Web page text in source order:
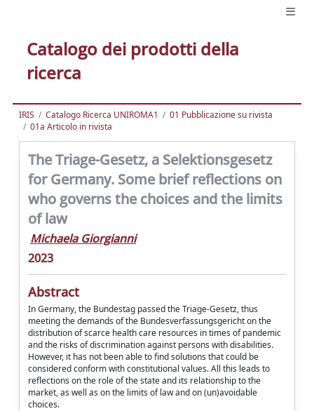
Catalogo dei prodotti della
ricerca
IRIS Catalogo Ricerca UNIROMA1
01 Pubblicazione su rivista
01a Articolo in rivista
The Triage-Gesetz, a Selektionsgesetz
for Germany. Some brief reflections on
who governs the choices and the limits
of law
Michaela Giorgianni
2023
Abstract
In Germany, the Bundestag passed the Triage-Gesetz, thus
meeting the demands of the Bundesverfassungsgericht on the
distribution of scarce health care resources in times of pandemic
and the risks of discrimination against persons with disabilities.
However, it has not been able to find solutions that could be
considered conform with constitutional values. All this leads to
reflections on the role of the state and its relationship to the
market, as well as on the limits of law and on (un)avoidable
choices.